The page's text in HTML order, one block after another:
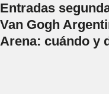
Entradas
Van Gogh
Arena: cuándo y